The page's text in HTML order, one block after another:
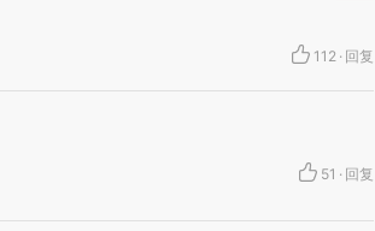
112 · 回复
51 · 回复